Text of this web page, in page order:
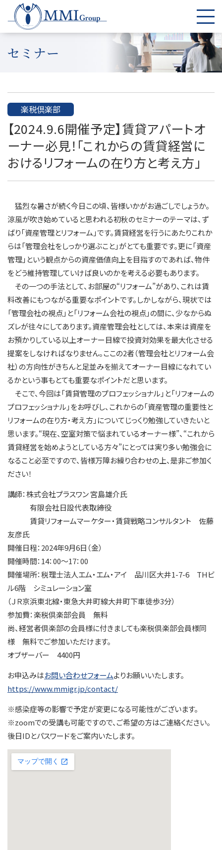
セミナー
楽税倶楽部
【2024.9.6開催予定】賃貸アパートオ
ーナー必見！「これからの賃貸経営に
おけるリフォームの在り方と考え方」
猛烈な暑さが続く今日この頃、皆様いかがお過ごしでしょうか。
涼風が吹き始めていると思われる初秋のセミナーのテーマは、ず
ばり「資産管理とリフォーム」です。賃貸経営を行うにあたりこれか
らは「管理会社をしっかり選ぶこと」がとても重要です。更に「資産
管理」という観点からの資産価値向上を目指すのであれば、物件
をどう維持管理していけば良いのかを考える必要もあります。
その一つの手法として、お部屋の“リフォーム”があり、これは賃
料改善にもつながる重要なポイントです。しかしながら、現状では
「管理会社の視点」と「リフォーム会社の視点」の間に、少なからぬ
ズレが往々にしてあります。資産管理会社としては、本来は資産を
お預かりしている以上オーナー目線で投資対効果を最大化させる
提案をしなければなりません。ここの2者（管理会社とリフォーム会
社）の方向性がきちんと足並みを揃えてオーナー目線になれてい
るかという事もとても重要なポイントだと思います。
そこで、今回は「賃貸管理のプロフェッショナル」と「リフォームの
プロフェッショナル」をお呼びし、これからの「資産管理の重要性と
リフォームの在り方・考え方」についてじっくり勉強していきたいと
思います。“現在、空室対策で悩まれているオーナー様”、“これから
賃貸経営を始めようとしている方々”にとっては実り多い勉強会に
なること必至ですので、皆様万障お繰り合わせの上、是非ご参加く
ださい！
講師：株式会社プラスワン 宮島雄介氏
有限会社日設代表取締役
賃貸リフォームマーケター・賃貸戦略コンサルタント 佐藤
友彦氏
開催日程：2024年9月6日（金）
開催時間：14：00～17：00
開催場所：税理士法人エム・エム・アイ 品川区大井1-7-6 THビ
ル6階 シミュレーション室
（ＪＲ京浜東北線・東急大井町線大井町下車徒歩3分）
参加費：楽税倶楽部会員 無料
尚、経営者倶楽部の会員様に付きましても楽税倶楽部会員様同
様 無料でご参加いただけます。
オブザーバー 4400円
お申込みはお問い合わせフォームよりお願いいたします。
https://www.mmigr.jp/contact/
※感染症等の影響で予定が変更になる可能性がございます。
※zoomでの受講も可能ですので、ご希望の方はご連絡ください。
後日IDとパスワードをご案内いたします。